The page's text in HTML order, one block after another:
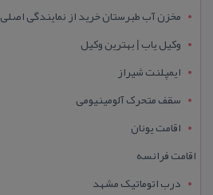
مخزن آب طبرستان خرید از نمایندگی اصلی
وکیل یاب | بهترین وکیل
ایمپلنت شیراز
سقف متحرک آلومینیومی
اقامت یونان
اقامت فرانسه
درب اتوماتیک مشهد